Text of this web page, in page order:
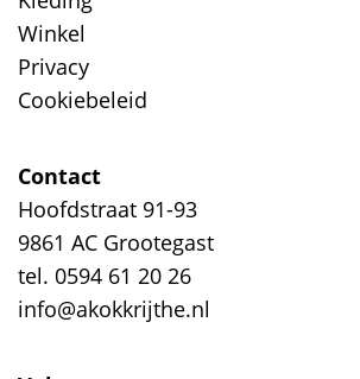
Winkel
Privacy
Cookiebeleid
Contact
Hoofdstraat 91-93
9861 AC Grootegast
tel. 0594 61 20 26
info@akokkrijthe.nl